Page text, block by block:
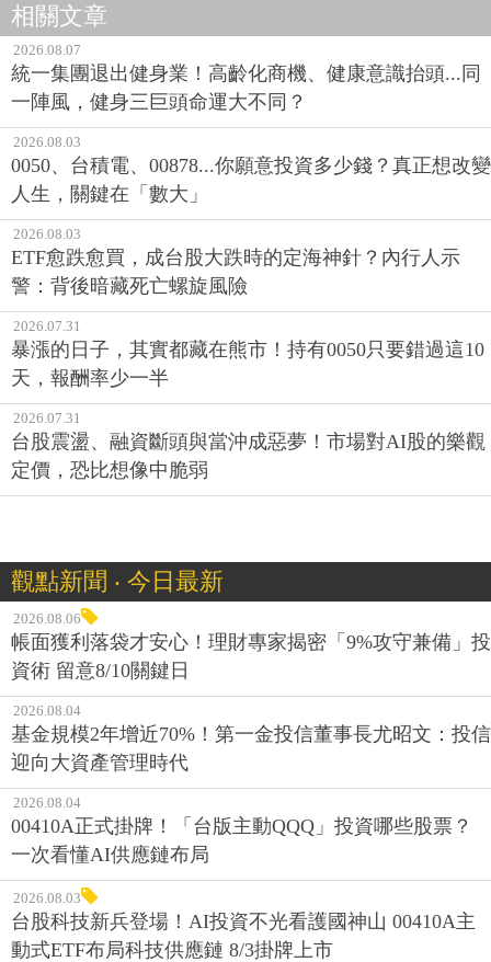
相關文章
2026.08.07
統一集團退出健身業！高齡化商機、健康意識抬頭...同
一陣風，健身三巨頭命運大不同？
2026.08.03
0050、台積電、00878...你願意投資多少錢？真正想改變
人生，關鍵在「數大」
2026.08.03
ETF愈跌愈買，成台股大跌時的定海神針？內行人示
警：背後暗藏死亡螺旋風險
2026.07.31
暴漲的日子，其實都藏在熊市！持有0050只要錯過這10
天，報酬率少一半
2026.07.31
台股震盪、融資斷頭與當沖成惡夢！市場對AI股的樂觀
定價，恐比想像中脆弱
觀點新聞 ‧ 今日最新
2026.08.06
帳面獲利落袋才安心！理財專家揭密「9%攻守兼備」投
資術 留意8/10關鍵日
2026.08.04
基金規模2年增近70%！第一金投信董事長尤昭文：投信
迎向大資產管理時代
2026.08.04
00410A正式掛牌！「台版主動QQQ」投資哪些股票？
一次看懂AI供應鏈布局
2026.08.03
台股科技新兵登場！AI投資不光看護國神山 00410A主
動式ETF布局科技供應鏈 8/3掛牌上市